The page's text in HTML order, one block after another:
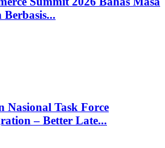
Berbasis...
Nasional Task Force
– Better Late...